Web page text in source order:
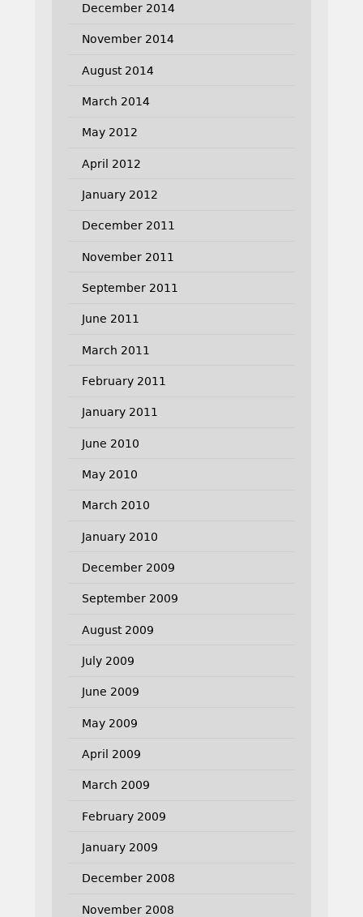
December 2014
November 2014
August 2014
March 2014
May 2012
April 2012
January 2012
December 2011
November 2011
September 2011
June 2011
March 2011
February 2011
January 2011
June 2010
May 2010
March 2010
January 2010
December 2009
September 2009
August 2009
July 2009
June 2009
May 2009
April 2009
March 2009
February 2009
January 2009
December 2008
November 2008